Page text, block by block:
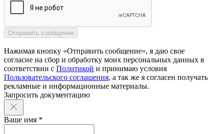
Нажимая кнопку «Отправить сообщение», я даю свое
согласие на сбор и обработку моих персональных данных в
соответствии с Политикой и принимаю условия
Пользовательского соглашения, а так же я согласен получать
рекламные и информационные материалы.
Запросить документацию
Ваше имя *